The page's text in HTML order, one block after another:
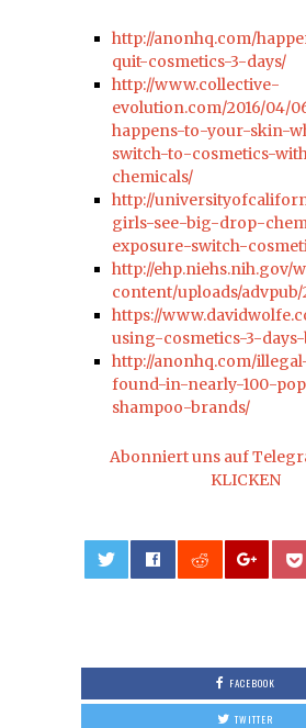
http://anonhq.com/
quit-cosmetics-3-days/
http://www.collective-
evolution.com/2016/04/
happens-to-your-skin-
switch-to-cosmetics-
chemicals/
http://
girls-see-big-drop-
exposure-switch-
http://ehp.niehs.nih.gov/
content/uploads/advpub/
https://
using-cosmetics-3-
http://anonhq.com/
found-in-nearly-100-
shampoo-brands/
Abonniert uns auf
KLICKEN
FACEBOOK
TWITTER